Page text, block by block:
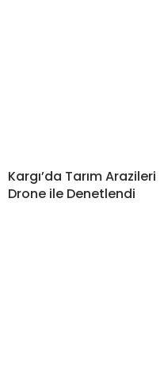
Kargı’da Tarım Arazileri
Drone ile Denetlendi